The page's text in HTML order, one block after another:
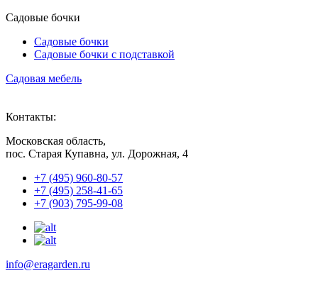
Садовые бочки
Садовые бочки
Садовые бочки c подставкой
Садовая мебель
Контакты:
Московская область,
пос. Старая Купавна, ул. Дорожная, 4
+7 (495) 960-80-57
+7 (495) 258-41-65
+7 (903) 795-99-08
info@eragarden.ru